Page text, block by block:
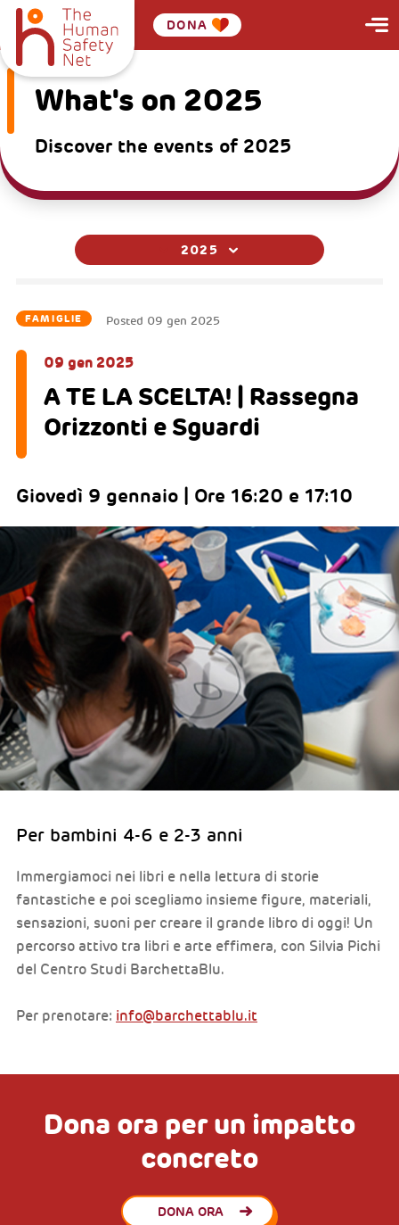
DONA
What's on 2025
Discover the events of 2025
2025
FAMIGLIE Posted 09 gen 2025
09 gen 2025
A TE LA SCELTA! | Rassegna
Orizzonti e Sguardi
Giovedì 9 gennaio | Ore 16:20 e 17:10
Per bambini 4-6 e 2-3 anni
Immergiamoci nei libri e nella lettura di storie
fantastiche e poi scegliamo insieme figure, materiali,
sensazioni, suoni per creare il grande libro di oggi! Un
percorso attivo tra libri e arte effimera, con Silvia Pichi
del Centro Studi BarchettaBlu.
Per prenotare: info@barchettablu.it
Dona ora per un impatto
concreto
DONA ORA